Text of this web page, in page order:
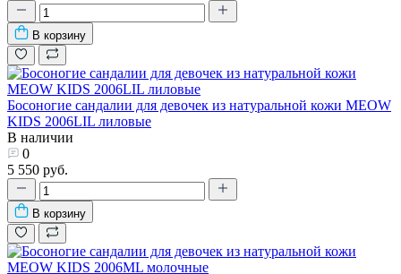
В корзину
Босоногие сандалии для девочек из натуральной кожи MEOW
KIDS 2006LIL лиловые
В наличии
0
5 550 руб.
В корзину